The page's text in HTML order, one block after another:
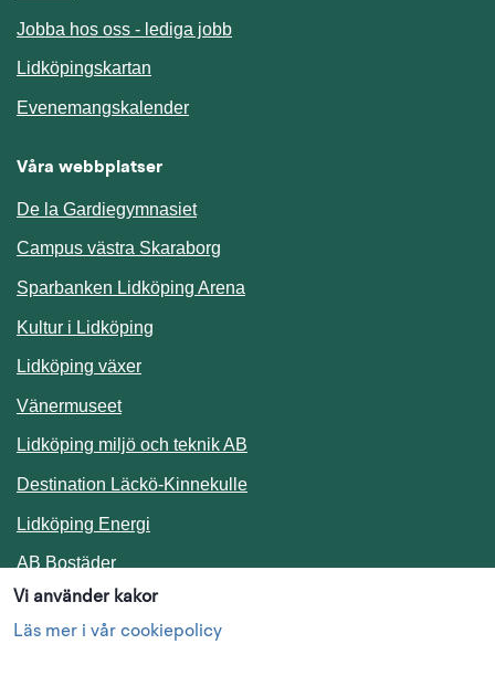
Vi använder kakor
Läs mer i vår cookiepolicy
Jobba hos oss - lediga jobb
Lidköpingskartan
EvenemangskalenderLänk till annan webbplats.
Våra webbplatser
De la Gardiegymnasiet
Campus västra Skaraborg
Sparbanken Lidköping Arena
Kultur i Lidköping
Lidköping växer
Vänermuseet
Lidköping miljö och teknik AB
Destination Läckö-KinnekulleLänk till annan webbplats.
Lidköping Energi
AB BostäderLänk till annan webbplats.
Följ oss i sociala medier